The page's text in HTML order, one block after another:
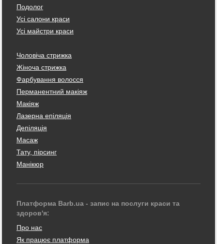
Подолог
Усі салони краси
Усі майстри краси
Чоловіча стрижка
Жіноча стрижка
Фарбування волосся
Перманентний макіяж
Макіяж
Лазерна епіляція
Депіляція
Масаж
Тату, пірсинг
Манікюр
Платформа Barb.ua - запис на послуги краси та
здоров'я:
Про нас
Як працює платформа